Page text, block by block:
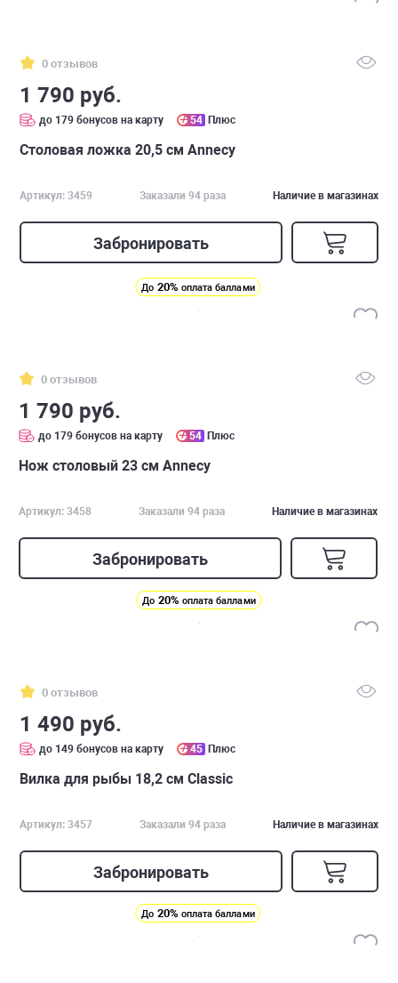
0 отзывов
1 790 руб.
до 179 бонусов на карту 54 Плюс
Столовая ложка 20,5 см Annecy
Артикул: 3459 Заказали 94 раза Наличие в магазинах
Забронировать
До 20% оплата баллами
0 отзывов
1 790 руб.
до 179 бонусов на карту 54 Плюс
Нож столовый 23 см Annecy
Артикул: 3458 Заказали 94 раза Наличие в магазинах
Забронировать
До 20% оплата баллами
0 отзывов
1 490 руб.
до 149 бонусов на карту 45 Плюс
Вилка для рыбы 18,2 см Classic
Артикул: 3457 Заказали 94 раза Наличие в магазинах
Забронировать
До 20% оплата баллами